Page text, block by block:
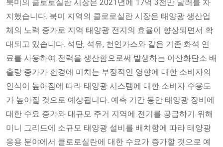
북미의 클로로실란 시장은 2021년에 17억 3천만 달러를 차
지했습니다. 북미 지역의 클로로실란 시장은 태양광 생산업
체의 노력 증가로 지역 태양광 전지의 효율이 향상되면서 확
대되고 있습니다. 석탄, 석유, 천연가스와 같은 기존 화석 연
료를 사용하여 전력을 생산함으로써 발생하는 이산화탄소 배
출량 증가가 환경에 미치는 부정적인 영향에 대한 소비자의
인식이 높아짐에 따라 태양광 시스템에 대한 소비자 수용도
가 높아질 것으로 예상됩니다. 예측 기간 동안 태양광 장비에
대한 수요 증가와 대규모 주거 지역에 전기를 공급하기 위해
미니 그리드에 소규모 태양광 설비를 배치함에 따라 태양광
응용 분야에서 클로로실란에 대한 수요가 증가할 것으로 예